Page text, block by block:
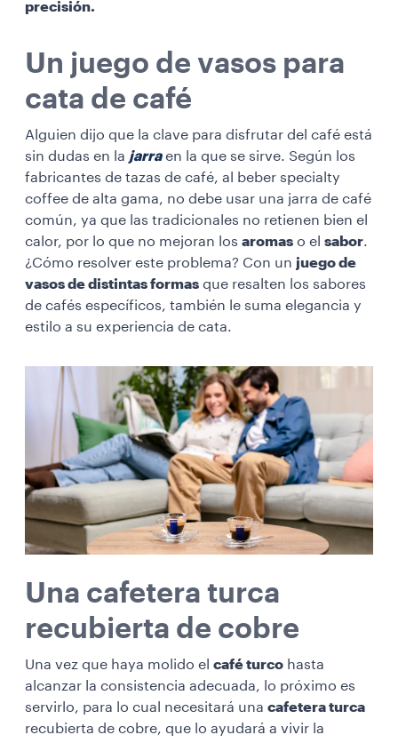
precisión.
Un juego de vasos para
cata de café
Alguien dijo que la clave para disfrutar del café está
sin dudas en la jarraen la que se sirve. Según los
fabricantes de tazas de café, al beber specialty
coffee de alta gama, no debe usar una jarra de café
común, ya que las tradicionales no retienen bien el
calor, por lo que no mejoran los aromas o el sabor.
¿Cómo resolver este problema? Con un juego de
vasos de distintas formas que resalten los sabores
de cafés específicos, también le suma elegancia y
estilo a su experiencia de cata.
Una cafetera turca
recubierta de cobre
Una vez que haya molido el café turco hasta
alcanzar la consistencia adecuada, lo próximo es
servirlo, para lo cual necesitará una cafetera turca
recubierta de cobre, que lo ayudará a vivir la